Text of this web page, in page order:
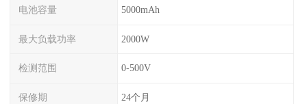
电池容量 5000mAh
最大负载功率 2000W
检测范围 0-500V
保修期 24个月